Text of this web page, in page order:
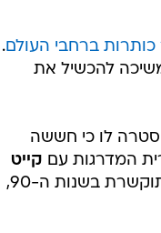
כותרות ברחבי העולם.
להכשיל את
סטרה לו כי חששה
המדרגות עם קייט
", אמרה, והסבירה שדפ דחף את הדוגמנית, עמה ניהל מערכת יחסים מתוקשרת בשנות ה-90,